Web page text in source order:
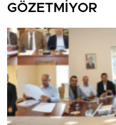
GÖZETMİYOR